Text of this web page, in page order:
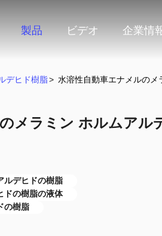
製品 ビデオ 企業情
デヒド樹脂> 水溶性自動車エナメルの
メラミン ホルムアル
ルデヒドの樹脂
ドの樹脂の液体
の樹脂